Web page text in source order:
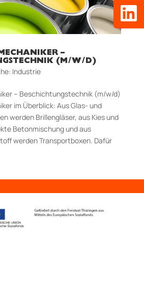
–
(M/W/D)
Industrie
– Beschich­tungs­technik (m/w/d)
im Überblick: Aus Glas- und
werden Brillengläser, aus Kies und
Be­tonmischung und aus
werden Transportboxen. Dafür